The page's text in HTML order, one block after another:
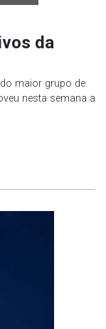
da
maior grupo de
nesta semana a